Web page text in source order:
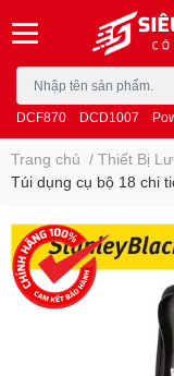
DCF870 DCD1007
Trang chủ / Thiết Bị
Túi dụng cụ bộ 18 chi